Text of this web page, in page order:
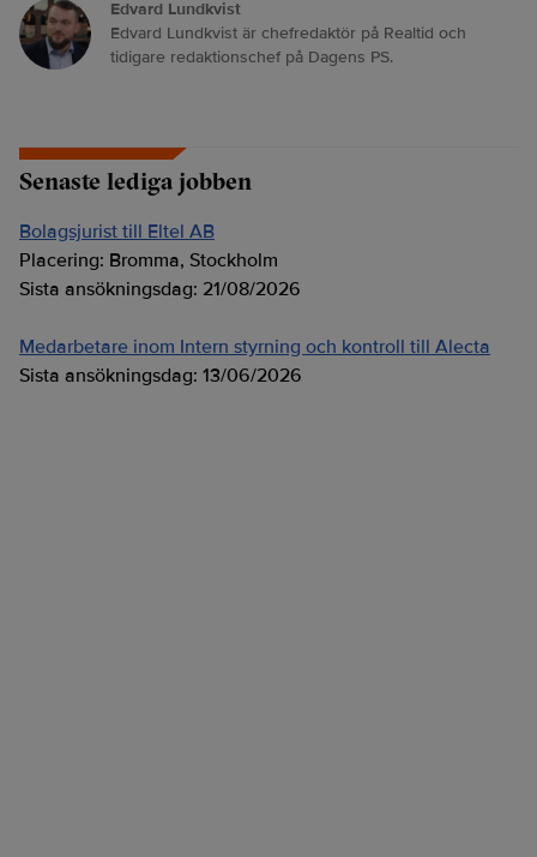
Edvard Lundkvist
Edvard Lundkvist är chefredaktör på Realtid och
tidigare redaktionschef på Dagens PS.
Senaste lediga jobben
Bolagsjurist till Eltel AB
Placering: Bromma, Stockholm
Sista ansökningsdag: 21/08/2026
Medarbetare inom Intern styrning och kontroll till Alecta
Sista ansökningsdag: 13/06/2026